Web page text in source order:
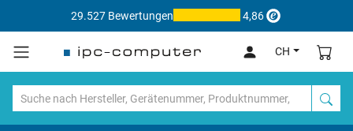
29.527 Bewertungen 4,86
CH